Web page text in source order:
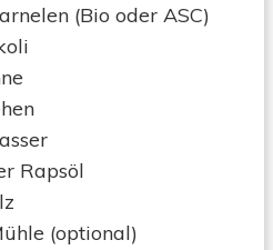
(Bio oder ASC)
Rapsöl
(optional)